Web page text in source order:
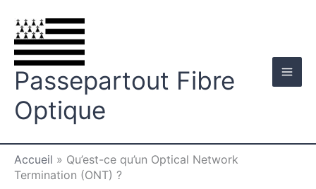
contenu
Passepartout Fibre
Optique
Accueil » Qu’est-ce qu’un Optical Network
Termination (ONT) ?